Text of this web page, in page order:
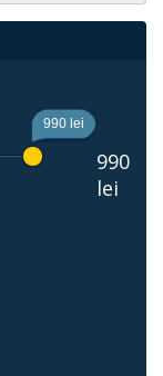
990 lei
990
lei